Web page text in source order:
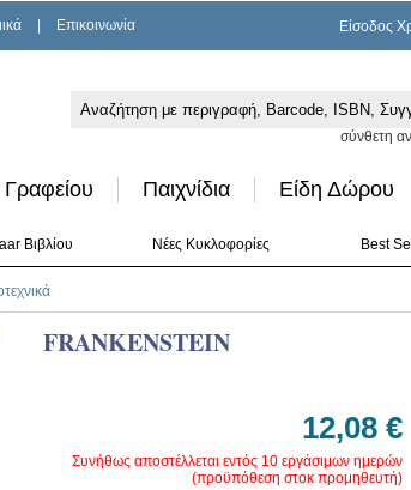
Επικοινωνία Είσοδος
σύνθετη
Παιχνίδια Είδη Δώρου
Βιβλίου Νέες Κυκλοφορίες Best
FRANKENSTEIN
12,08 €
Συνήθως αποστέλλεται εντός 10 εργάσιμων ημερών
(προϋπόθεση στοκ προμηθευτή)